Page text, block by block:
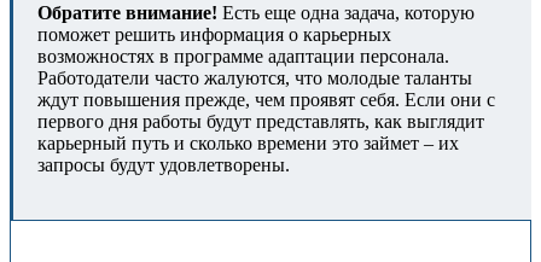
Обратите внимание! Есть еще одна задача, которую
поможет решить информация о карьерных
возможностях в программе адаптации персонала.
Работодатели часто жалуются, что молодые таланты
ждут повышения прежде, чем проявят себя. Если они с
первого дня работы будут представлять, как выглядит
карьерный путь и сколько времени это займет – их
запросы будут удовлетворены.